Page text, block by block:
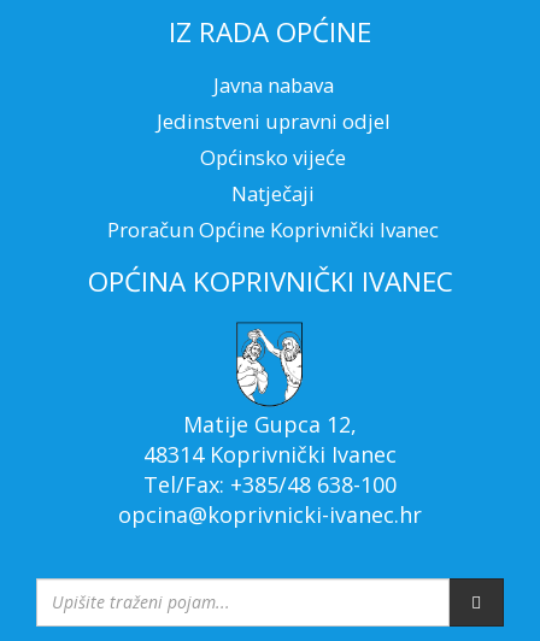
IZ RADA OPĆINE
Javna nabava
Jedinstveni upravni odjel
Općinsko vijeće
Natječaji
Proračun Općine Koprivnički Ivanec
OPĆINA KOPRIVNIČKI IVANEC
Matije Gupca 12,
48314 Koprivnički Ivanec
Tel/Fax: +385/48 638-100
opcina@koprivnicki-ivanec.hr